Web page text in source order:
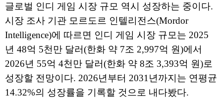
글로벌 인디 게임 시장 규모 역시 성장하는 중이다.
시장 조사 기관 모르도르 인텔리전스(Mordor
Intelligence)에 따르면 인디 게임 시장 규모는 2025
년 48억 5천만 달러(한화 약 7조 2,997억 원)에서
2026년 55억 4천만 달러(한화 약 8조 3,393억 원)로
성장할 전망이다. 2026년부터 2031년까지는 연평균
14.32%의 성장률을 기록할 것으로 내다봤다.